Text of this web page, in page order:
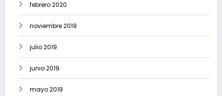
febrero 2020
noviembre 2019
julio 2019
junio 2019
mayo 2019